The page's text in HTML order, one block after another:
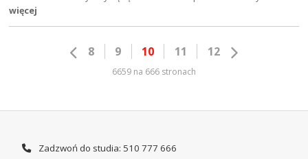
więcej
8 9 10 11 12
6659 na 666 stronach
Zadzwoń do studia: 510 777 666